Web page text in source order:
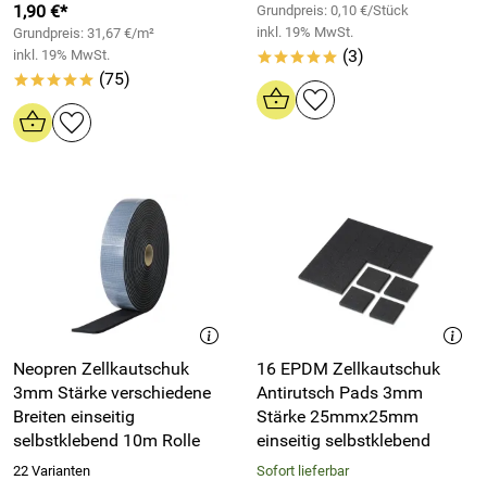
1,90 €*
Grundpreis: 31,67 €/m²
inkl. 19% MwSt.
***** (75)
Grundpreis: 0,10 €/Stück
inkl. 19% MwSt.
***** (3)
Neopren Zellkautschuk
3mm Stärke verschiedene
Breiten einseitig
selbstklebend 10m Rolle
22 Varianten
16 EPDM Zellkautschuk
Antirutsch Pads 3mm
Stärke 25mmx25mm
einseitig selbstklebend
Sofort lieferbar